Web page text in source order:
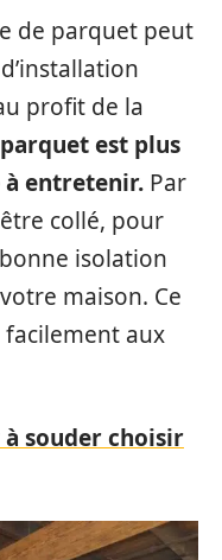
de parquet peut
profit de la
est plus
entretenir. Par
collé, pour
isolation
maison. Ce
facilement aux
souder choisir